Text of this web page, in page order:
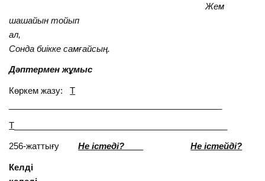
Жем
шашайын тойып
ал,
Сонда биікке самғайсың.
Дәптермен жұмыс
Көркем жазу:Т
Т
256-жаттығуНе істеді? Не істейді?
Келді